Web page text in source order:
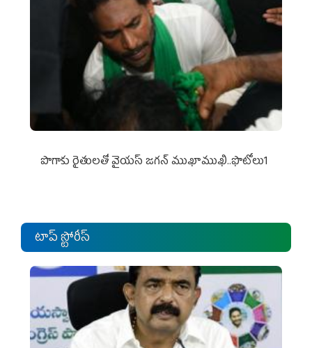
పొగాకు రైతుల‌తో వైయ‌స్ జ‌గ‌న్ ముఖాముఖి..ఫొటోలు1
టాప్ స్టోరీస్